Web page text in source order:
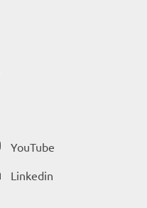
YouTube
Linkedin